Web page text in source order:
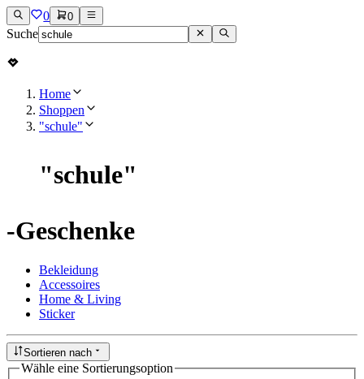
0 0
Suche
Home
Shoppen
"schule"
"schule"
-Geschenke
Bekleidung
Accessoires
Home & Living
Sticker
Sortieren nach
Wähle eine Sortierungsoption